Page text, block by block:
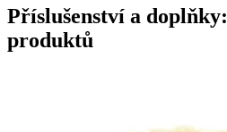
Příslušenství a
produktů